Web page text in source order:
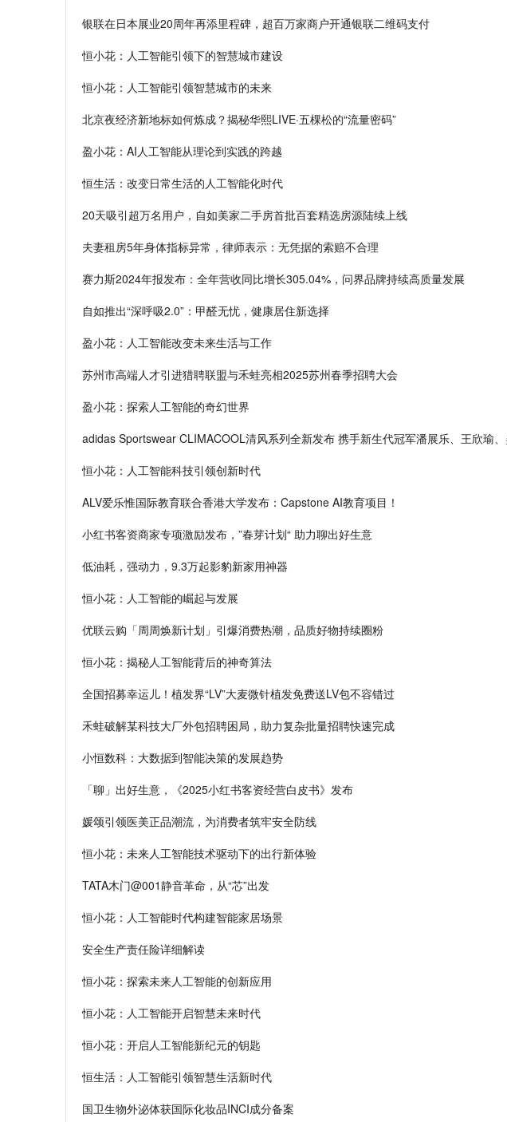
银联在日本展业20周年再添里程碑，超百万家商户开通银联二维码支付
恒小花：人工智能引领下的智慧城市建设
恒小花：人工智能引领智慧城市的未来
北京夜经济新地标如何炼成？揭秘华熙LIVE·五棵松的“流量密码”
盈小花：AI人工智能从理论到实践的跨越
恒生活：改变日常生活的人工智能化时代
20天吸引超万名用户，自如美家二手房首批百套精选房源陆续上线
夫妻租房5年身体指标异常，律师表示：无凭据的索赔不合理
赛力斯2024年报发布：全年营收同比增长305.04%，问界品牌持续高质量发展
自如推出“深呼吸2.0”：甲醛无忧，健康居住新选择
盈小花：人工智能改变未来生活与工作
苏州市高端人才引进猎聘联盟与禾蛙亮相2025苏州春季招聘大会
盈小花：探索人工智能的奇幻世界
adidas Sportswear CLIMACOOL清风系列全新发布 携手新生代冠军潘展乐、王欣瑜
恒小花：人工智能科技引领创新时代
ALV爱乐惟国际教育联合香港大学发布：Capstone AI教育项目！
小红书客资商家专项激励发布，”春芽计划“ 助力聊出好生意
低油耗，强动力，9.3万起影豹新家用神器
恒小花：人工智能的崛起与发展
优联云购「周周焕新计划」引爆消费热潮，品质好物持续圈粉
恒小花：揭秘人工智能背后的神奇算法
全国招募幸运儿！植发界“LV”大麦微针植发免费送LV包不容错过
禾蛙破解某科技大厂外包招聘困局，助力复杂批量招聘快速完成
小恒数科：大数据到智能决策的发展趋势
「聊」出好生意，《2025小红书客资经营白皮书》发布
媛颂引领医美正品潮流，为消费者筑牢安全防线
恒小花：未来人工智能技术驱动下的出行新体验
TATA木门@001静音革命，从“芯”出发
恒小花：人工智能时代构建智能家居场景
安全生产责任险详细解读
恒小花：探索未来人工智能的创新应用
恒小花：人工智能开启智慧未来时代
恒小花：开启人工智能新纪元的钥匙
恒生活：人工智能引领智慧生活新时代
国卫生物外泌体获国际化妆品INCI成分备案